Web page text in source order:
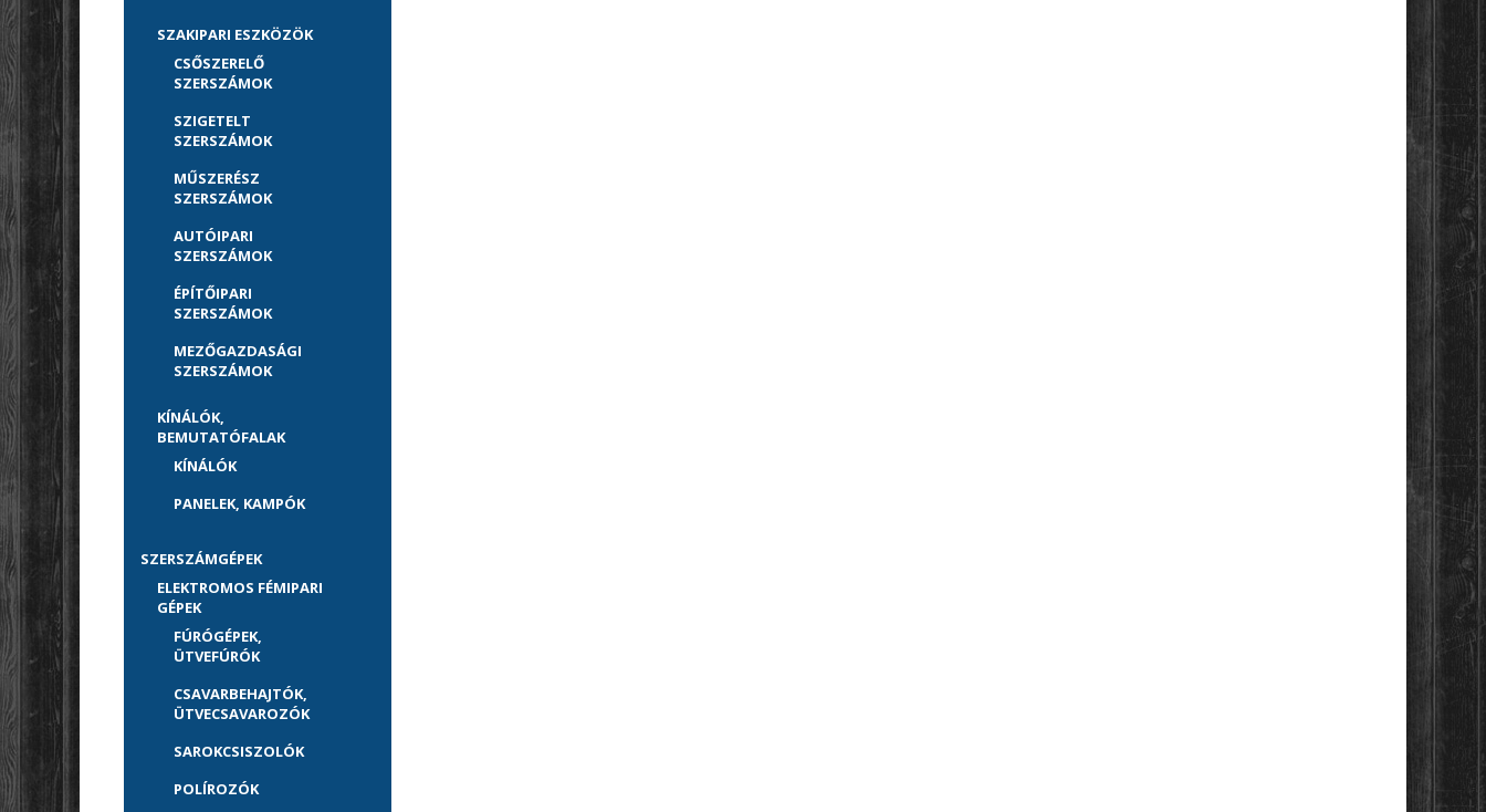
SZAKIPARI ESZKÖZÖK
CSŐSZERELŐ
SZERSZÁMOK
SZIGETELT
SZERSZÁMOK
MŰSZERÉSZ
SZERSZÁMOK
AUTÓIPARI
SZERSZÁMOK
ÉPÍTŐIPARI
SZERSZÁMOK
MEZŐGAZDASÁGI
SZERSZÁMOK
KÍNÁLÓK,
BEMUTATÓFALAK
KÍNÁLÓK
PANELEK, KAMPÓK
SZERSZÁMGÉPEK
ELEKTROMOS FÉMIPARI
GÉPEK
FÚRÓGÉPEK,
ÜTVEFÚRÓK
CSAVARBEHAJTÓK,
ÜTVECSAVAROZÓK
SAROKCSISZOLÓK
POLÍROZÓK